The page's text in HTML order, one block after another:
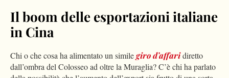
Il boom delle esportazioni italiane
in Cina
Chi o che cosa ha alimentato un similegiro d’affaridiretto
dall’ombra del Colosseo ad oltre la Muraglia? C’è chi ha parlato